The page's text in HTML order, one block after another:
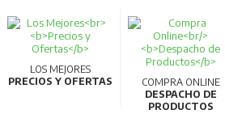
LOS MEJORES
PRECIOS Y OFERTAS
COMPRA ONLINE
DESPACHO DE
PRODUCTOS